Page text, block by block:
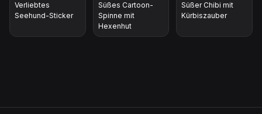
Verliebtes
Seehund-Sticker
Süßes Cartoon-
Spinne mit
Hexenhut
Süßer Chibi mit
Kürbiszauber